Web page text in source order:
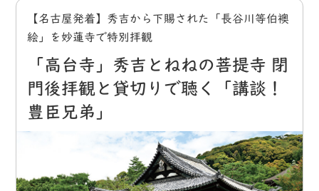
【名古屋発着】秀吉から下賜された「長谷川等伯襖
絵」を妙蓮寺で特別拝観
「高台寺」秀吉とねねの菩提寺 閉
門後拝観と貸切りで聴く「講談！
豊臣兄弟」